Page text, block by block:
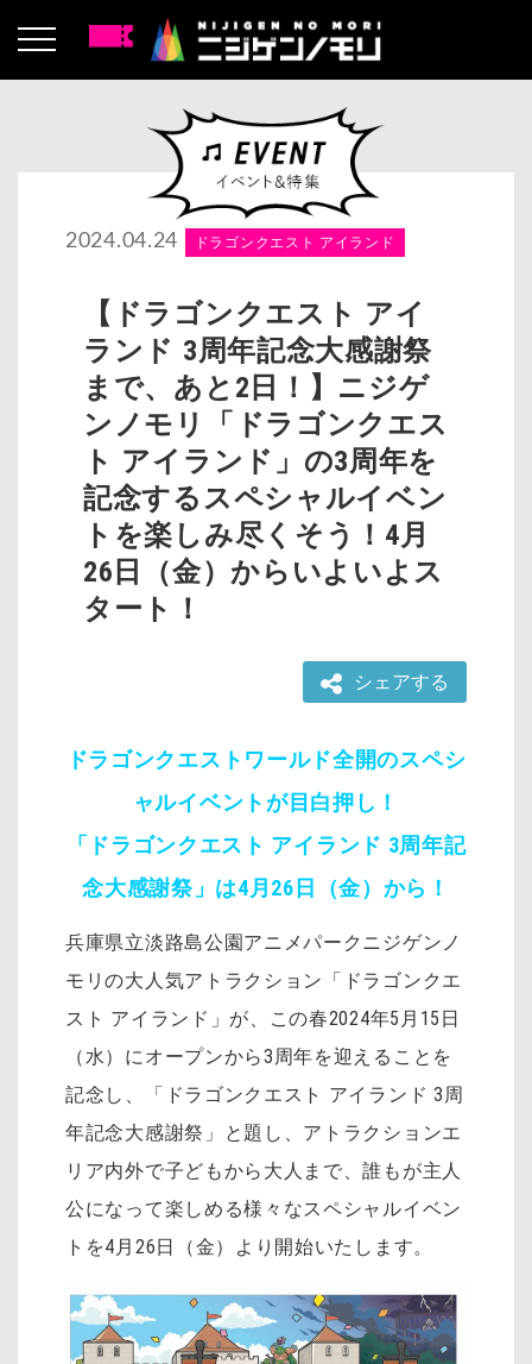
2024.04.24 ドラゴンクエスト アイランド
【ドラゴンクエスト アイ
ランド 3周年記念大感謝祭
まで、あと2日！】ニジゲ
ンノモリ「ドラゴンクエス
ト アイランド」の3周年を
記念するスペシャルイベン
トを楽しみ尽くそう！4月
26日（金）からいよいよス
タート！
シェアする
ドラゴンクエストワールド全開のスペシ
ャルイベントが目白押し！
「ドラゴンクエスト アイランド 3周年記
念大感謝祭」は4月26日（金）から！
兵庫県立淡路島公園アニメパークニジゲンノ
モリの大人気アトラクション「ドラゴンクエ
スト アイランド」が、この春2024年5月15日
（水）にオープンから3周年を迎えることを
記念し、「ドラゴンクエスト アイランド 3周
年記念大感謝祭」と題し、アトラクションエ
リア内外で子どもから大人まで、誰もが主人
公になって楽しめる様々なスペシャルイベン
トを4月26日（金）より開始いたします。